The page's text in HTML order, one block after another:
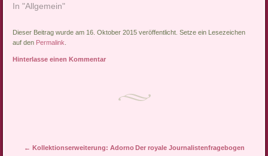
Neumann hat in Dortmund
Marokko Gender Studies &
Internationale
In "Allgemein"
Dieser Beitrag wurde am 16. Oktober 2015 veröffentlicht. Setze ein Lesezeichen
auf den Permalink
Hinterlasse einen Kommentar
Artikel-Navigation
← Kollektionserweiterung: Adorno Der royale Journalistenfragebogen